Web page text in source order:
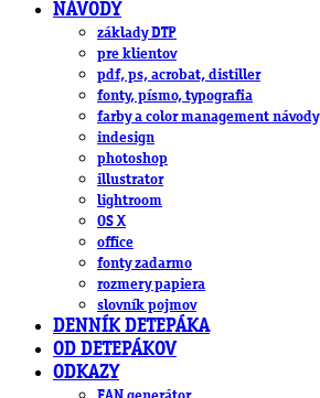
NÁVODY
základy DTP
pre klientov
pdf, ps, acrobat, distiller
fonty, písmo, typografia
farby a color management návody
indesign
photoshop
illustrator
lightroom
OS X
office
fonty zadarmo
rozmery papiera
slovník pojmov
DENNÍK DETEPÁKA
OD DETEPÁKOV
ODKAZY